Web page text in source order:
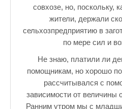
♪♫Все тексты новых песен★
♪♫Детские песенки★
♪♫Песни Высоцкого★
♪♫Eще раз про любовь★
совхозе, но, поскольку,
жители, держали
сельхозпредприятию в
по мере сил и
Не знаю, платили ли
помощникам, но хорошо
рассчитывался с
зависимости от величины
Ранним утром мы с